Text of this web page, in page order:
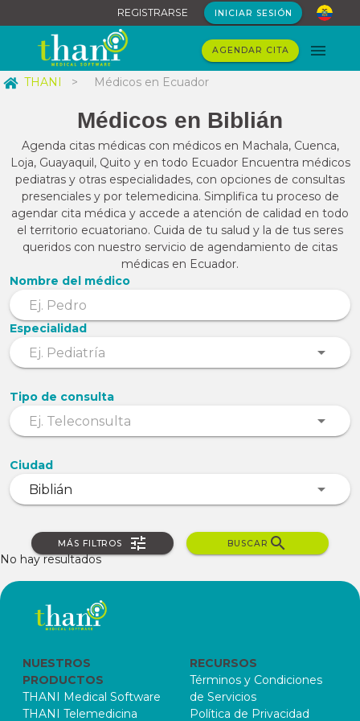
REGISTRARSE INICIAR SESIÓN
AGENDAR CITA
THANI > Médicos en Ecuador
Médicos en Biblián
Agenda citas médicas con médicos en Machala, Cuenca,
Loja, Guayaquil, Quito y en todo Ecuador Encuentra médicos
pediatras y otras especialidades, con opciones de consultas
presenciales y por telemedicina. Simplifica tu proceso de
agendar cita médica y accede a atención de calidad en todo
el territorio ecuatoriano. Cuida de tu salud y la de tus seres
queridos con nuestro servicio de agendamiento de citas
médicas en Ecuador.
Nombre del médico
Especialidad
Tipo de consulta
Ciudad
MÁS FILTROS BUSCAR
No hay resultados
NUESTROS
PRODUCTOS
THANI Medical Software
THANI Telemedicina
RECURSOS
Términos y Condiciones
de Servicios
Política de Privacidad